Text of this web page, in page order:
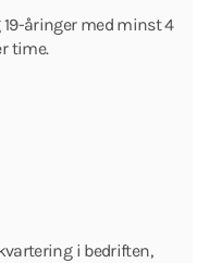
19-åringer med minst 4
time.
i bedriften,